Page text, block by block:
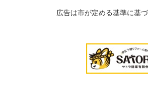
広告は市が定める基準に基